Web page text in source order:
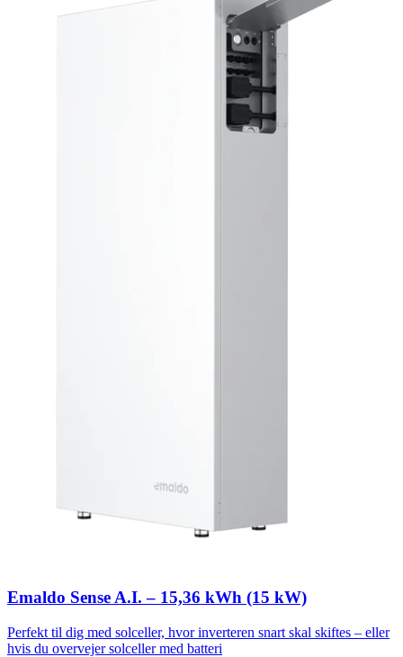
Emaldo Sense A.I. – 15,36 kWh (15 kW)
Perfekt til dig med solceller, hvor inverteren snart skal skiftes – eller
hvis du overvejer solceller med batteri